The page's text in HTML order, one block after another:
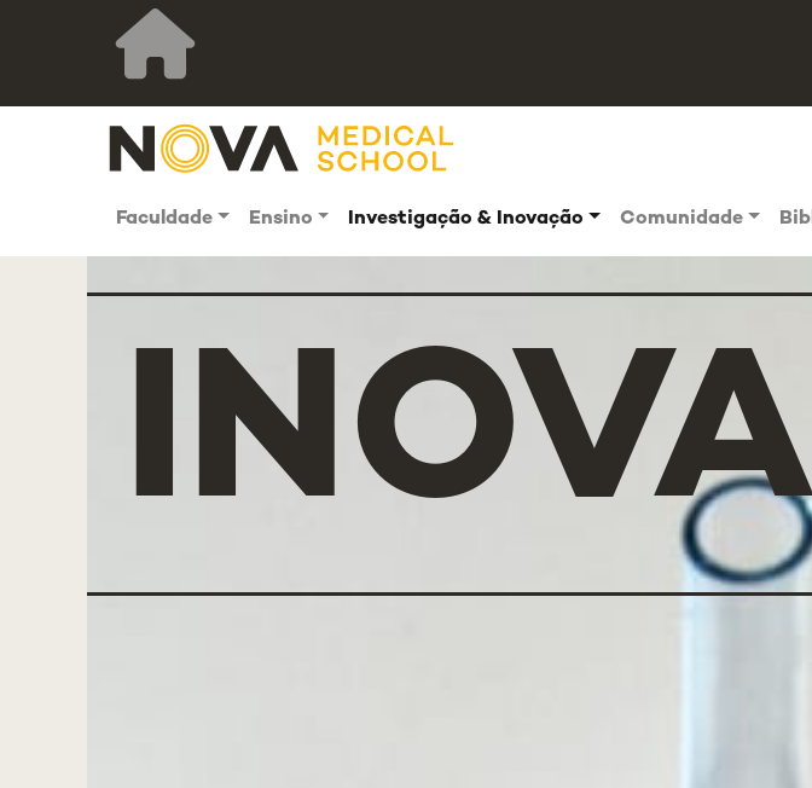
Faculdade Ensino Investigação & Inovação Comunidade